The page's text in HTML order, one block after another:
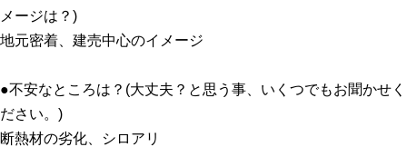
メージは？)
地元密着、建売中心のイメージ
●不安なところは？(大丈夫？と思う事、いくつでもお聞かせく
ださい。)
断熱材の劣化、シロアリ